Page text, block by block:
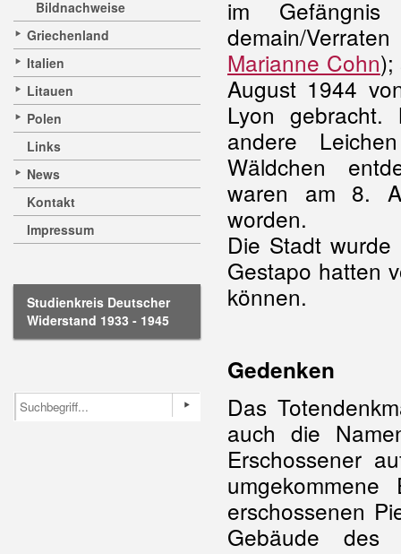
Bildnachweise
Griechenland
Italien
Litauen
Polen
Links
News
Kontakt
Impressum
Studienkreis Deutscher
Widerstand 1933 - 1945
im
demain/
Marianne Cohn);
August 1944
Lyon
andere
Wäldchen
waren am 8.
worden.
Die Stadt
Gestapo hatten
können.
Gedenken
Das
auch die
Erschossener
erschossenen
Gebäude des